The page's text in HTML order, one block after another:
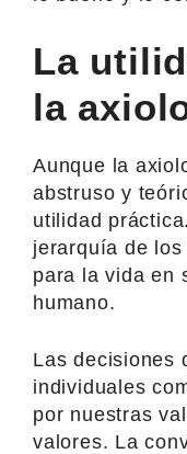
La
la
Aunque la
abstruso y
utilidad
jerarquía de
para la vida en
humano.
Las decisiones
individuales
por nuestras
valores. La